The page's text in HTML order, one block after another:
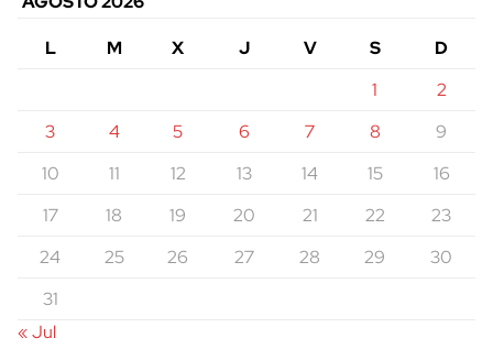
L
M X J V S
D
1
2
3
4 5 6 7 8
9
10
11 12 13 14 15
16
17
18 19 20 21 22
23
24
25 26 27 28 29
30
31
« Jul